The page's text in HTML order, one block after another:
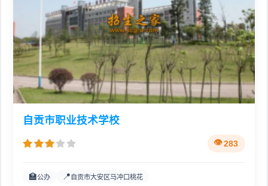
自贡市职业技术学校
283
🏫公办 📍 自贡市大安区马冲口桃花